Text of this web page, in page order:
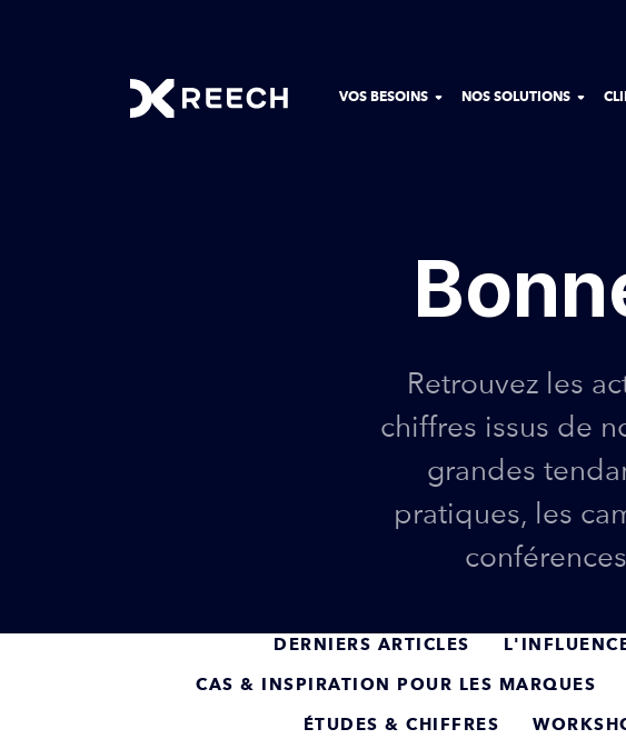
VOS BESOINS NOS SOLUTIONS
Retrouvez les
chiffres issus de
grandes
pratiques, les
DERNIERS ARTICLES
CAS & INSPIRATION POUR LES MARQUES
ÉTUDES & CHIFFRES